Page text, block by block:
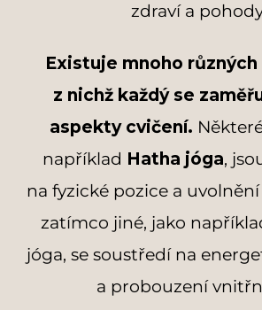
zdraví a
Existuje mnoho
z nichž každý se
aspekty cvičení.
například Hatha jóga,
na fyzické pozice a
zatímco jiné, jako
jóga, se soustředí na
a probouzení